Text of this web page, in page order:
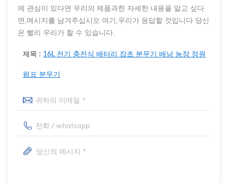
에 관심이 있다면 우리의 제품과한 자세한 내용을 알고 싶다
면,메시지를 남겨주십시오 여기,우리가 응답할 것입니다 당신
은 빨리 우리가 할 수 있습니다.
제목 : 16L 전기 충전식 배터리 잡초 분무기 배낭 농장 정원
펌프 분무기